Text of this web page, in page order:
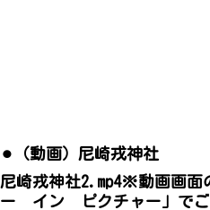
⚫︎（動画）尼崎戎神社
尼崎戎神社2.mp4※動画画面
ー イン ピクチャー」でご